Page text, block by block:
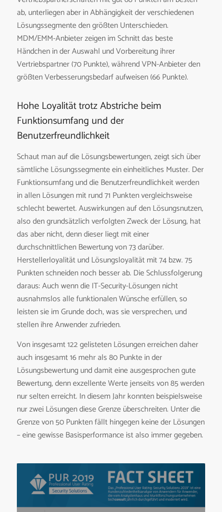
ab, unterliegen aber in Abhängigkeit der verschiedenen
Lösungssegmente den größten Unterschieden.
MDM/EMM-Anbieter zeigen im Schnitt das beste
Händchen in der Auswahl und Vorbereitung ihrer
Vertriebspartner (70 Punkte), während VPN-Anbieter den
größten Verbesserungsbedarf aufweisen (66 Punkte).
Hohe Loyalität trotz Abstriche beim
Funktionsumfang und der
Benutzerfreundlichkeit
Schaut man auf die Lösungsbewertungen, zeigt sich über
sämtliche Lösungssegmente ein einheitliches Muster. Der
Funktionsumfang und die Benutzerfreundlichkeit werden
in allen Lösungen mit rund 71 Punkten vergleichsweise
schlecht bewertet. Auswirkungen auf den Lösungsnutzen,
also den grundsätzlich verfolgten Zweck der Lösung, hat
das aber nicht, denn dieser liegt mit einer
durchschnittlichen Bewertung von 73 darüber.
Herstellerloyalität und Lösungsloyalität mit 74 bzw. 75
Punkten schneiden noch besser ab. Die Schlussfolgerung
daraus: Auch wenn die IT-Security-Lösungen nicht
ausnahmslos alle funktionalen Wünsche erfüllen, so
leisten sie im Grunde doch, was sie versprechen, und
stellen ihre Anwender zufrieden.
Von insgesamt 122 gelisteten Lösungen erreichen daher
auch insgesamt 16 mehr als 80 Punkte in der
Lösungsbewertung und damit eine ausgesprochen gute
Bewertung, denn exzellente Werte jenseits von 85 werden
nur selten erreicht. In diesem Jahr konnten beispielsweise
nur zwei Lösungen diese Grenze überschreiten. Unter die
Grenze von 50 Punkten fällt hingegen keine der Lösungen
– eine gewisse Basisperformance ist also immer gegeben.